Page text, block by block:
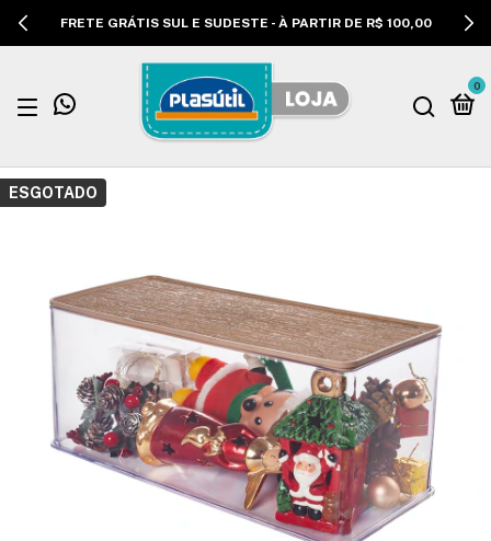
FRETE GRÁTIS SUL E SUDESTE - À PARTIR DE R$ 100,00
0
ESGOTADO